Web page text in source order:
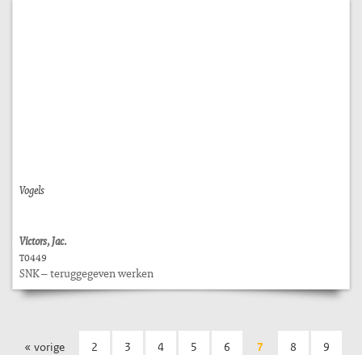
Vogels
Victors, Jac.
T0449
SNK – teruggegeven werken
« vorige 2 3 4 5 6 7 8 9